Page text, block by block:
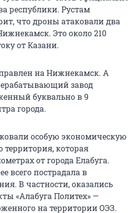
республики. Рустам
что дроны атаковали два
Это около 210
от Казани.
на Нижнекамск. А
завод
буквально в 9
города.
особую экономическую
территория, которая
от города Елабуга.
всего пострадала в
В частности, оказались
«Алабуга Политех» —
на территории ОЭЗ.